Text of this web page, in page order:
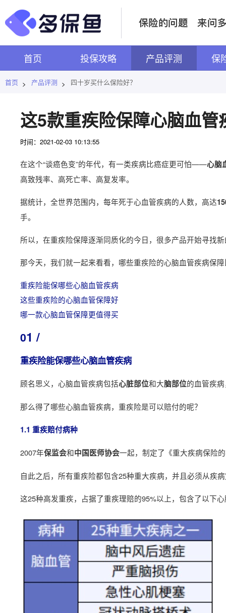
首页 投保攻略 产品评测 保
首页 > 产品评测 > 四十岁买什么保险好？
这5款重疾险保障心脑血管
时间：2021-02-03 10:13:55
在这个“谈癌色变”的年代，有一类疾病比癌症更可怕——心脑
高致残率、高死亡率、高复发率。
据统计，全世界范围内，每年死于心血管疾病的人数，高达
手。
所以，在重疾险保障逐渐同质化的今日，很多产品开始寻找
那今天，我们就一起来看看，哪些重疾险的心脑血管疾病保
重疾险能保哪些心脑血管疾病
这些重疾险的心脑血管保障好
哪一款心脑血管保障更值得买
01 /
重疾险能保哪些心脑血管疾病
顾名思义，心脑血管疾病包括心脏部位和大脑部位的血管疾
那么得了哪些心脑血管疾病，重疾险是可以赔付的呢？
1.1 重疾赔付病种
2007年保监会和中国医师协会一起，制定了《重大疾病保险
自此之后，所有重疾险都包含25种重大疾病，并且必须从疾
这25种高发重疾，占据了重疾理赔的95%以上，包含了以下